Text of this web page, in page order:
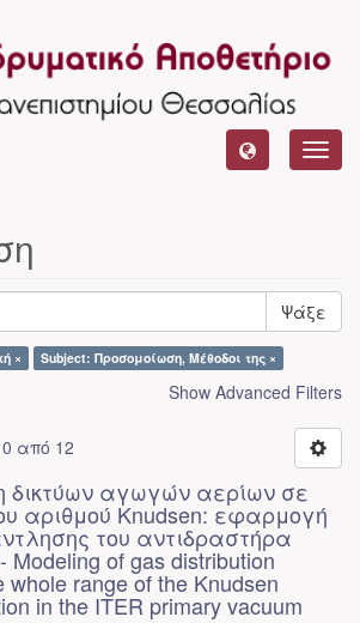
Ψάξε
× Subject: Προσομοίωση, Μέθοδοι της ×
Show Advanced Filters
από 12
δικτύων αγωγών αερίων σε
αριθμού Knudsen: εφαρμογή
του αντιδραστήρα
Modeling of gas distribution
whole range of the Knudsen
in the ITER primary vacuum